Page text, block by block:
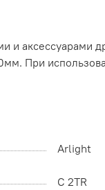
и аксессуарами
При
Arlight
C 2TR